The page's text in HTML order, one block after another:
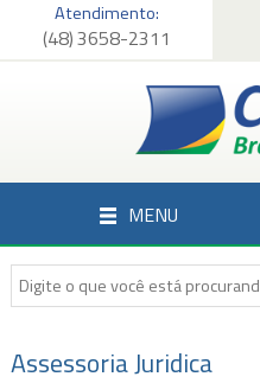
Página Inicial
Empregos
Notícias
Atendimento:
(48) 3658-2311
MENU
Assessoria Juridica